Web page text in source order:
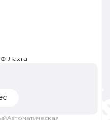
Лахта
Автоматическая